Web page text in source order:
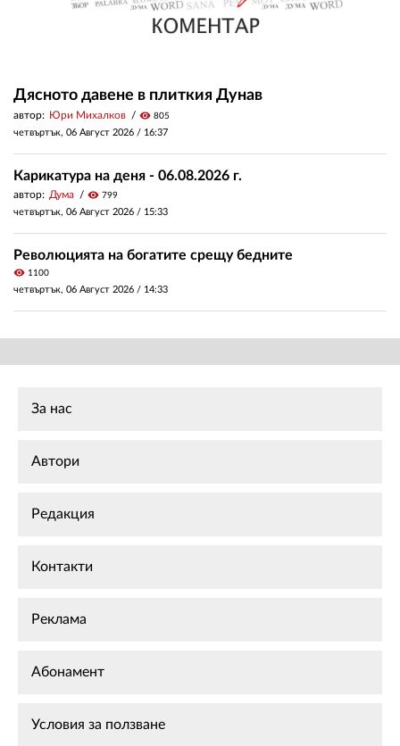
Дясното давене в плиткия Дунав
автор: Юри Михалков visibility 805
четвъртък, 06 Август 2026 / 16:37
Карикатура на деня - 06.08.2026 г.
автор: Дума visibility 799
четвъртък, 06 Август 2026 / 15:33
Революцията на богатите срещу бедните
visibility 1100
четвъртък, 06 Август 2026 / 14:33
За нас
Автори
Редакция
Контакти
Реклама
Абонамент
Условия за ползване